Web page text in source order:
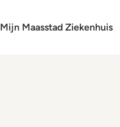
Mijn Maasstad Ziekenhuis